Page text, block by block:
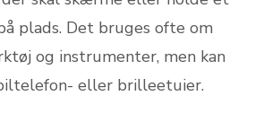
plads. Det bruges ofte om
og instrumenter, men kan
eller brilleetuier.